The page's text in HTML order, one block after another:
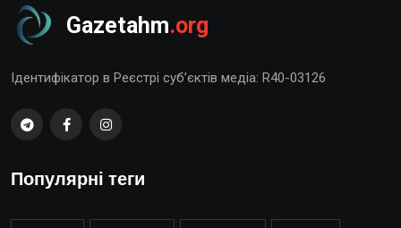
Gazetahm.org
Ідентифікатор в Реєстрі суб’єктів медіа: R40-03126
Популярні теги